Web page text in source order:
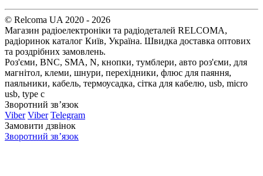
© Relcoma UA 2020 - 2026
Магазин радіоелектроніки та радіодеталей RELCOMA,
радіоринок каталог Київ, Україна. Швидка доставка оптових
та роздрібних замовлень.
Роз'єми, BNC, SMA, N, кнопки, тумблери, авто роз'єми, для
магнітол, клеми, шнури, перехідники, флюс для паяння,
паяльники, кабель, термоусадка, сітка для кабелю, usb, micro
usb, type c
Зворотний зв’язок
Viber Viber Telegram
Замовити дзвінок
Зворотний зв’язок